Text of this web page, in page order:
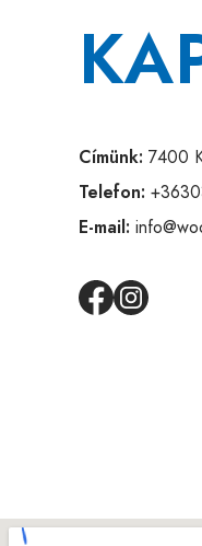
Címünk: 7400
Telefon:
E-mail: